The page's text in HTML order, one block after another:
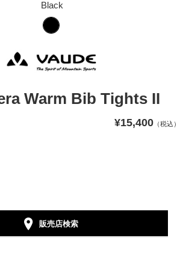
Warm Bib Tights II
¥15,400 （税込）
Black
販売店検索